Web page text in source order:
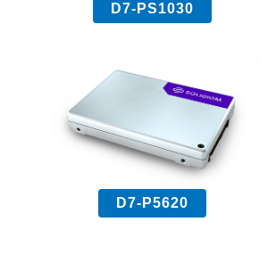
D7-PS1030
D7-P5620